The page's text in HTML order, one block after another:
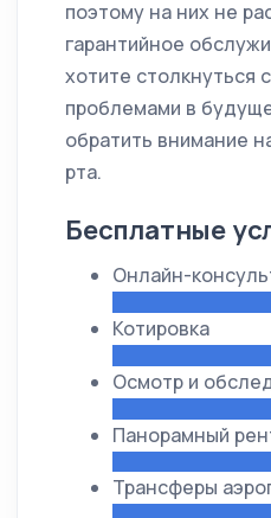
поэтому на них не
гарантийное
хотите столкнуться
проблемами в
обратить внимание
рта.
Бесплатные
Онлайн-
Котировка
Осмотр и
Панорамный
Трансферы